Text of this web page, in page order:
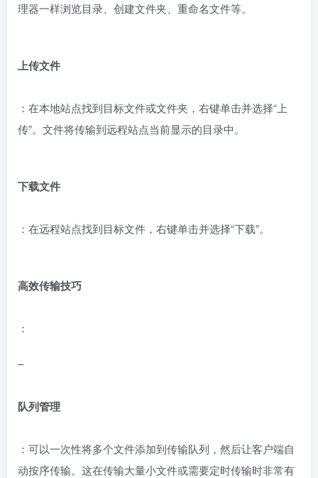
理器一样浏览目录、创建文件夹、重命名文件等。
上传文件
：在本地站点找到目标文件或文件夹，右键单击并选择“上
传”。文件将传输到远程站点当前显示的目录中。
下载文件
：在远程站点找到目标文件，右键单击并选择“下载”。
高效传输技巧
：
–
队列管理
：可以一次性将多个文件添加到传输队列，然后让客户端自
动按序传输。这在传输大量小文件或需要定时传输时非常有